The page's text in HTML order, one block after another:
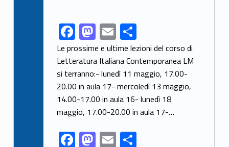
Link identifier share facebook archive #share-link-archive-67454F
ac
e
b
o
o
k
M
as
to
d
o
n
E
m
ai
l
C
o
n
di
vi
di
Le prossime e ultime lezioni del corso di
Letteratura Italiana Contemporanea LM
si terranno:- lunedì 11 maggio, 17.00-
20.00 in aula 17- mercoledì 13 maggio,
14.00-17.00 in aula 16- lunedì 18
maggio, 17.00-20.00 in aula 17-…
F M E C